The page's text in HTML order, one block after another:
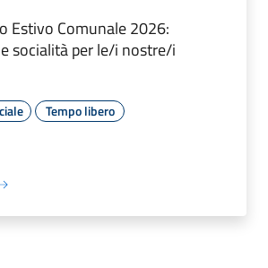
Estivo Comunale 2026:
socialità per le/i nostre/i
Tempo libero